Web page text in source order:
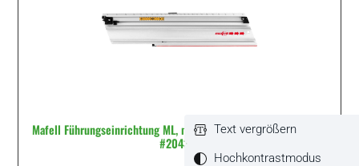
Mafell Führungseinrichtung ML, maximale Schnittlänge 770 mm
#204378
Text vergrößern
Hochkontrastmodus